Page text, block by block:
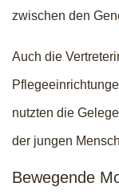
zwischen den
Auch die
nutzten die
der jungen
Bewegende